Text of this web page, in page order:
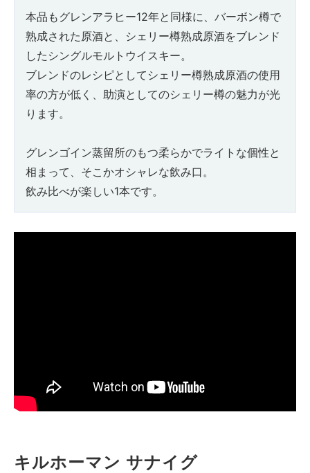
本品もグレンアラヒー12年と同様に、バーボン樽で
熟成された原酒と、シェリー樽熟成原酒をブレンド
したシングルモルトウイスキー。
ブレンドのレシピとしてシェリー樽熟成原酒の使用
率の方が低く、助演としてのシェリー樽の魅力が光
ります。
グレンゴイン蒸留所のもつ柔らかでライトな個性と
相まって、そこかオシャレな飲み口。
飲み比べが楽しい1本です。
キルホーマン サナイグ